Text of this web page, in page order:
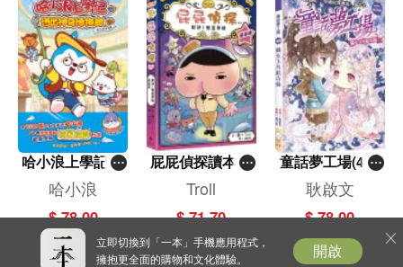
哈小浪上學記(1
3)——逃出神奇
博物館
哈小浪
$ 78.00
屁屁偵探讀本(1
3)－－對決！怪
篇）
Troll
$ 71.70
童話夢工場(40)
——織女下凡結
奇緣
耿啟文
$ 78.00
立即切換到「一本」手機應用程式，
擁抱更全面的購物和文化體驗。
開啟